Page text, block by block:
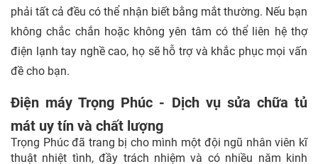
phải tất cả đều có thể nhận biết bằng mắt thường. Nếu bạn
không chắc chắn hoặc không yên tâm có thể liên hệ thợ
điện lạnh tay nghề cao, họ sẽ hỗ trợ và khắc phục mọi vấn
đề cho bạn.
Điện máy Trọng Phúc - Dịch vụ sửa chữa tủ
mát uy tín và chất lượng
Trọng Phúc đã trang bị cho mình một đội ngũ nhân viên kĩ
thuật nhiệt tình, đầy trách nhiệm và có nhiều năm kinh